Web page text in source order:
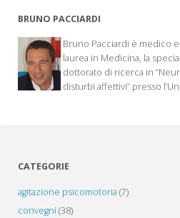
BRUNO PACCIARDI
Bruno Pacciardi è medico
laurea in Medicina, la
dottorato di ricerca in
disturbi affettivi” presso
CATEGORIE
agitazione psicomotoria (7)
convegni (38)